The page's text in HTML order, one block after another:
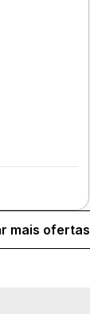
mais ofertas